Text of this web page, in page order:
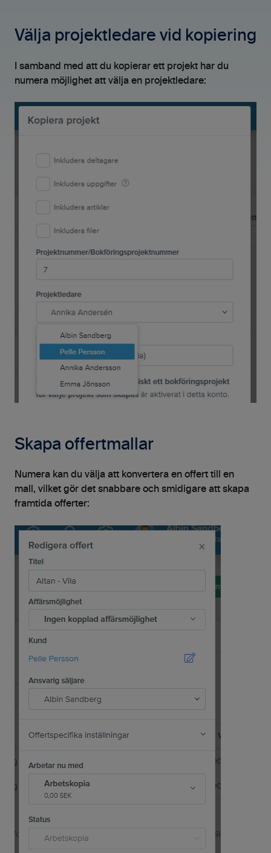
Välja projektledare vid kopiering
I samband med att du kopierar ett projekt har du
numera möjlighet att välja en projektledare:
Skapa offertmallar
Numera kan du välja att konvertera en offert till en
mall, vilket gör det snabbare och smidigare att skapa
framtida offerter: